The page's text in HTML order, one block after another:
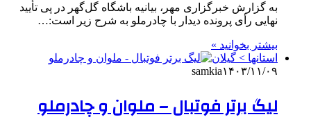
به گزارش خبرگزاری مهر، بیانیه باشگاه گل‌گهر در پی تأیید
نهایی رأی پرونده دیدار با چادرملو به شرح زیر است:…
بیشتر بخوانید »
استانها > گیلان
samkia۱۴۰۳/۱۱/۰۹
لیگ برتر فوتبال – ملوان و چادرملو